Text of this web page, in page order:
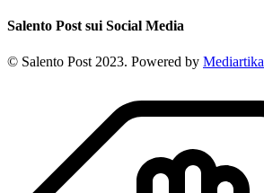
Salento Post sui Social Media
© Salento Post 2023. Powered by Mediartika